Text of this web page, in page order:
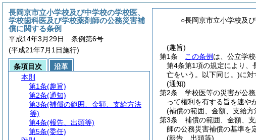
○長岡京市立小学校及
(趣旨)
第1条
この条例 は、公立学
第4条第1項の規定により、
亡をいう。以下同じ。)に対
(通知)
第2条
学校医等の災害が公
って権利を有する旨を速や
(補償の範囲、金額、支給方
第3条
補償の範囲、金額、
師の公務災害補償の基準を
(報告、出頭等)
長岡京市立小学校及び中学校の学校医、
学校歯科医及び学校薬剤師の公務災害補
償に関する条例
平成14年3月29日 条例第6号
(平成21年7月1日施行)
条項目次
沿革
本則
第1条(趣旨)
第2条(通知)
第3条(補償の範囲、金額、支給方法
等)
第4条(報告、出頭等)
第5条(委任)